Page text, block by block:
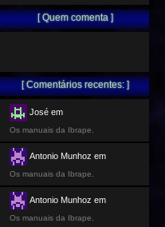
[ Quem comenta ]
[ Comentários recentes: ]
José em
Os manuais da Ibrape.
Antonio Munhoz em
Os manuais da Ibrape.
Antonio Munhoz em
Os manuais da Ibrape.